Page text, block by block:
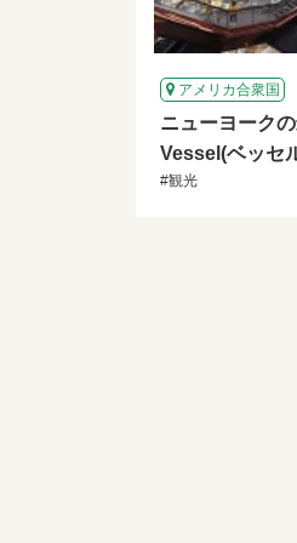
アメリカ合衆国
ニューヨーク
Vessel(ベッセ
#観光